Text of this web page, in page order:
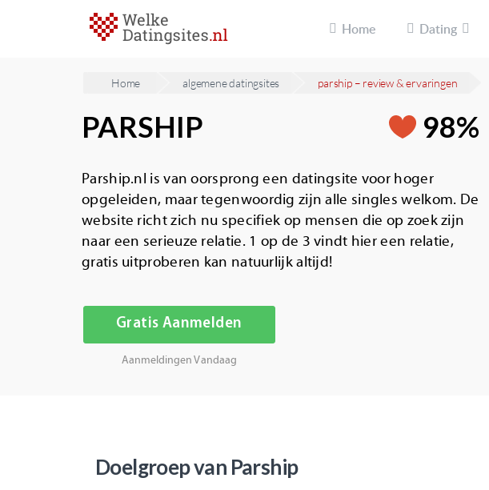
Home Dating
Home algemene datingsites parship – review & ervaringen
PARSHIP 98%
Parship.nl is van oorsprong een datingsite voor hoger
opgeleiden, maar tegenwoordig zijn alle singles welkom. De
website richt zich nu specifiek op mensen die op zoek zijn
naar een serieuze relatie. 1 op de 3 vindt hier een relatie,
gratis uitproberen kan natuurlijk altijd!
Gratis Aanmelden
Aanmeldingen Vandaag
Doelgroep van Parship